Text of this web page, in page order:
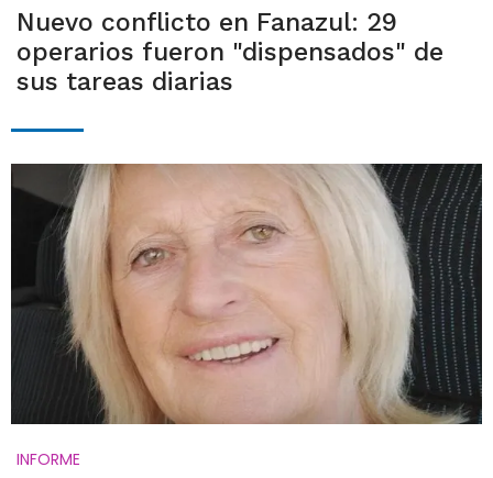
Nuevo conflicto en Fanazul: 29
operarios fueron "dispensados" de
sus tareas diarias
INFORME